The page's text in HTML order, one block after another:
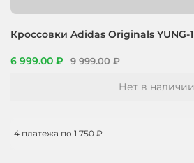
Кроссовки Adidas Originals YUNG-1
6 999.00 ₽ 9 999.00 ₽
Нет в наличии
4 платежа по 1 750 ₽